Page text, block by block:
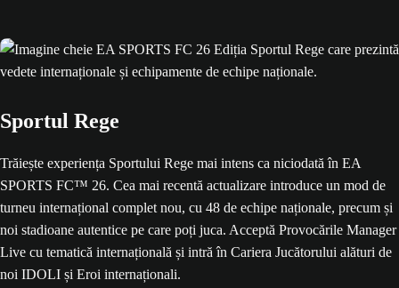
Sportul Rege
Trăiește experiența Sportului Rege mai intens ca niciodată în EA
SPORTS FC™ 26. Cea mai recentă actualizare introduce un mod de
turneu internațional complet nou, cu 48 de echipe naționale, precum și
noi stadioane autentice pe care poți juca. Acceptă Provocările Manager
Live cu tematică internațională și intră în Cariera Jucătorului alături de
noi IDOLI și Eroi internaționali.